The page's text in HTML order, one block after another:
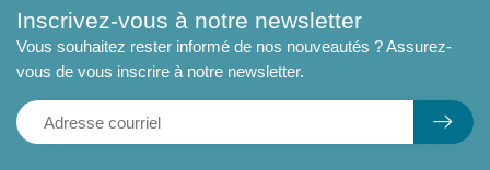
Inscrivez-vous à notre newsletter
Vous souhaitez rester informé de nos nouveautés ? Assurez-
vous de vous inscrire à notre newsletter.